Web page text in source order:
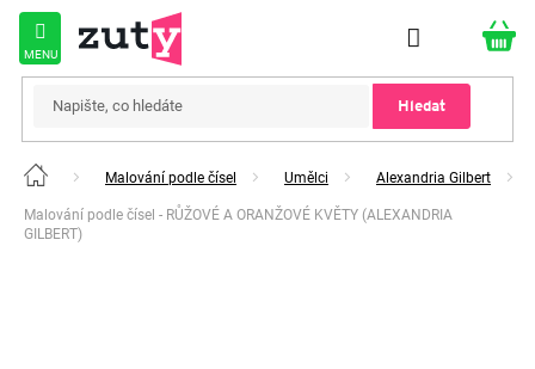
Přejít
obsah
Hledat
Domů Malování podle čísel Umělci Alexandria Gilbert
Malování podle čísel - RŮŽOVÉ A ORANŽOVÉ KVĚTY (ALEXANDRIA
GILBERT)